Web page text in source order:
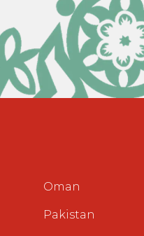
Oman
Pakistan